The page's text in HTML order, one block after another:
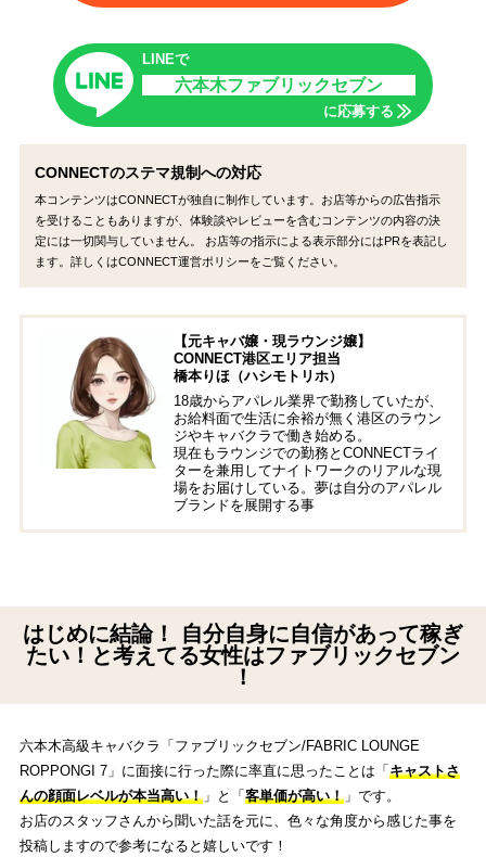
LINEで
六本木ファブリックセブン
に応募する
CONNECTのステマ規制への対応
本コンテンツはCONNECTが独自に制作しています。お店等からの広告指示
を受けることもありますが、体験談やレビューを含むコンテンツの内容の決
定には一切関与していません。 お店等の指示による表示部分にはPRを表記し
ます。詳しくはCONNECT運営ポリシーをご覧ください。
【元キャバ嬢・現ラウンジ嬢】
CONNECT港区エリア担当
橋本りほ（ハシモトリホ）
18歳からアパレル業界で勤務していたが、
お給料面で生活に余裕が無く港区のラウン
ジやキャバクラで働き始める。
現在もラウンジでの勤務とCONNECTライ
ターを兼用してナイトワークのリアルな現
場をお届けしている。夢は自分のアパレル
ブランドを展開する事
はじめに結論！ 自分自身に自信があって稼ぎ
たい！と考えてる女性はファブリックセブン
！
六本木高級キャバクラ「ファブリックセブン/FABRIC LOUNGE
ROPPONGI 7」に面接に行った際に率直に思ったことは「 キャストさ
んの顔面レベルが本当高い！」と「 客単価が高い！」です。
お店のスタッフさんから聞いた話を元に、色々な角度から感じた事を
投稿しますので参考になると嬉しいです！